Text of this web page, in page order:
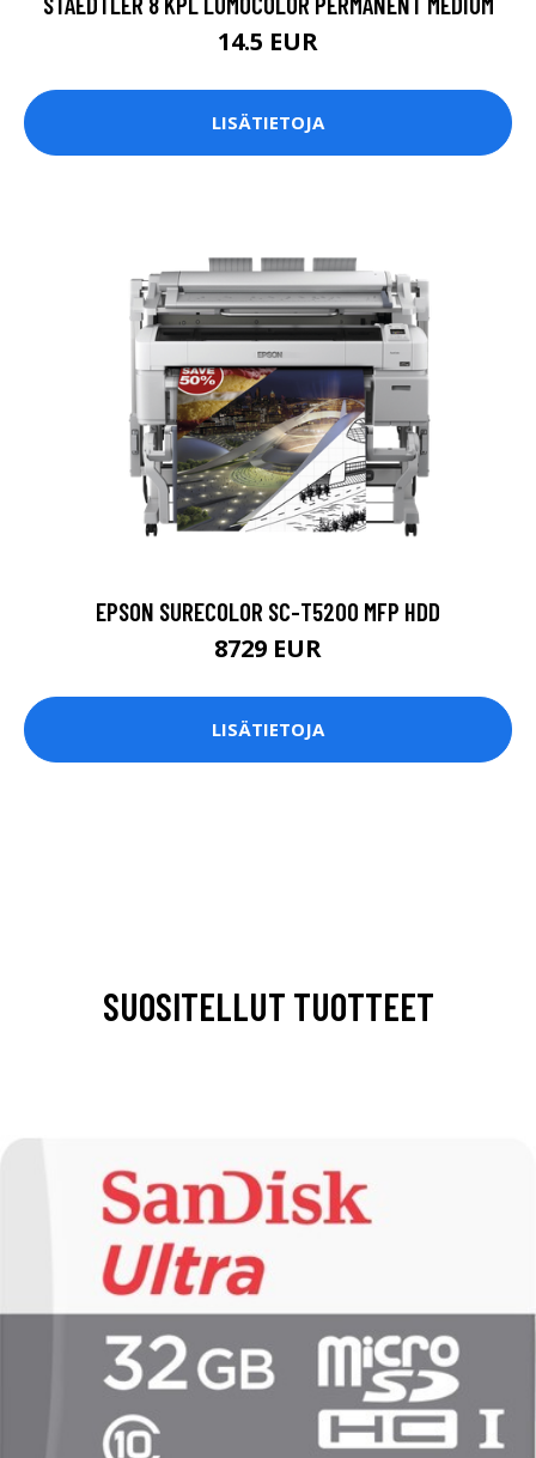
14.5 EUR
LISÄTIETOJA
EPSON SURECOLOR SC-T5200 MFP HDD
8729 EUR
LISÄTIETOJA
SUOSITELLUT TUOTTEET